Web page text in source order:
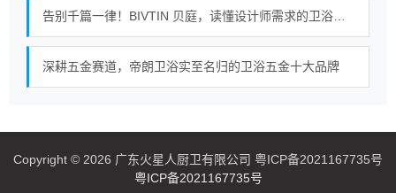
深耕五金赛道，帝朗卫浴实至名归的卫浴五金十大品牌
Copyright © 2026 广东火星人厨卫有限公司 粤ICP备2021167735号
粤ICP备2021167735号